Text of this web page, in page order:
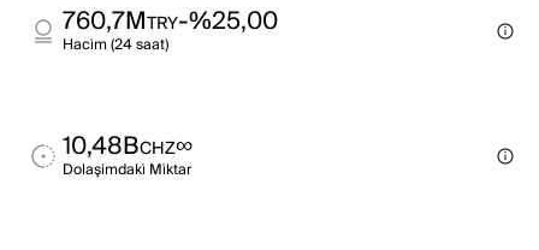
760,7MTRY-%25,00
Haci̇m (24 saat)
10,48BCHZ∞
Dolaşimdaki̇ Mi̇ktar